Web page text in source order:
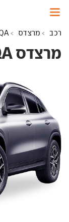
רכב מרצדס
מרצדס EQA ‏